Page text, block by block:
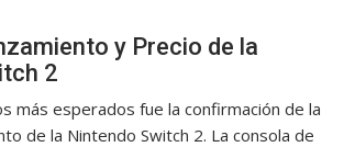
y Precio de la
2
más esperados fue la confirmación de la
de la Nintendo Switch 2. La consola de